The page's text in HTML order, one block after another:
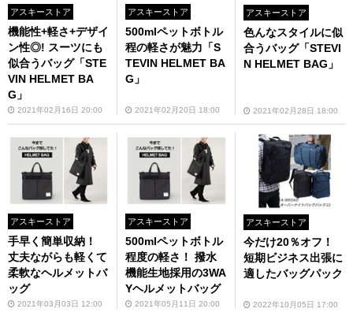
アスキーストア
機能性+軽さ+デザイ
ン性◎! スーツにも
似合うバッグ「STE
VIN HELMET BA
G」
2021年02月16日 20:00
アスキーストア
500mlペットボトル
程の軽さが魅力「S
TEVIN HELMET BA
G」
2021年02月20日 18:00
アスキーストア
色んなスタイルに似
合うバッグ「STEVI
N HELMET BAG」
2021年02月28日 18:00
アスキーストア
手早く簡単収納！
丈夫ながらも軽くて
柔軟なヘルメットバ
ッグ
2021年03月03日 12:00
アスキーストア
500mlペットボトル
程度の軽さ！ 撥水
機能生地採用の3WA
Yヘルメットバッグ
2021年05月11日 20:00
アスキーストア
今だけ20％オフ！
短期ビジネス出張に
適したバッグパック
2022年10月05日 17:00